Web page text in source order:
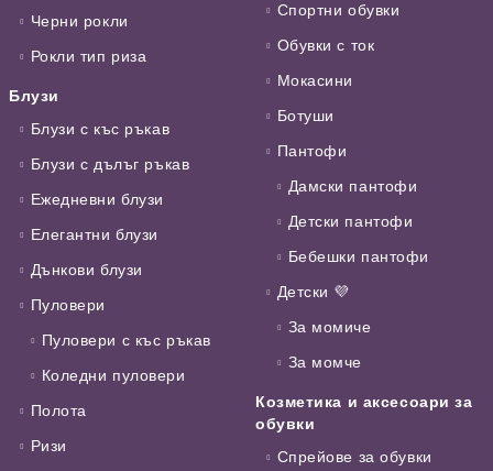
Черни рокли
Рокли тип риза
Блузи
Блузи с къс ръкав
Блузи с дълъг ръкав
Ежедневни блузи
Елегантни блузи
Дънкови блузи
Пуловери
Пуловери с къс ръкав
Коледни пуловери
Полота
Ризи
Спортни обувки
Обувки с ток
Мокасини
Ботуши
Пантофи
Дамски пантофи
Детски пантофи
Бебешки пантофи
Детски 💜
За момиче
За момче
Козметика и аксесоари за
обувки
Спрейове за обувки